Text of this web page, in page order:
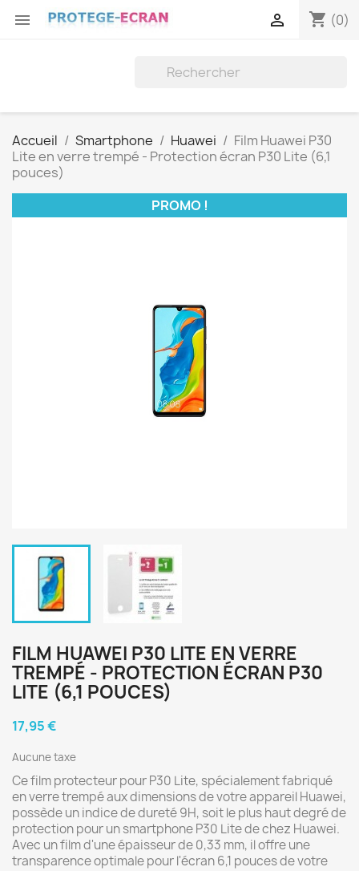
 shopping_cart (0)

Accueil Smartphone Huawei
Film Huawei P30
Lite en verre trempé - Protection écran P30 Lite (6,1
pouces)
PROMO !
FILM HUAWEI P30 LITE EN VERRE
TREMPÉ - PROTECTION ÉCRAN P30
LITE (6,1 POUCES)
17,95 €
Aucune taxe
Ce film protecteur pour P30 Lite, spécialement fabriqué
en verre trempé aux dimensions de votre appareil Huawei,
possède un indice de dureté 9H, soit le plus haut degré de
protection pour un smartphone P30 Lite de chez Huawei.
Avec un film d'une épaisseur de 0,33 mm, il offre une
transparence optimale pour l'écran 6,1 pouces de votre